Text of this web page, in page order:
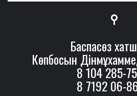
Баспасөз
Көпбосын
8 104 285-
8 7192 06-